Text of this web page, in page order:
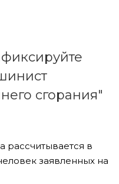
сгорания"
рассчитывается в
заявленных на